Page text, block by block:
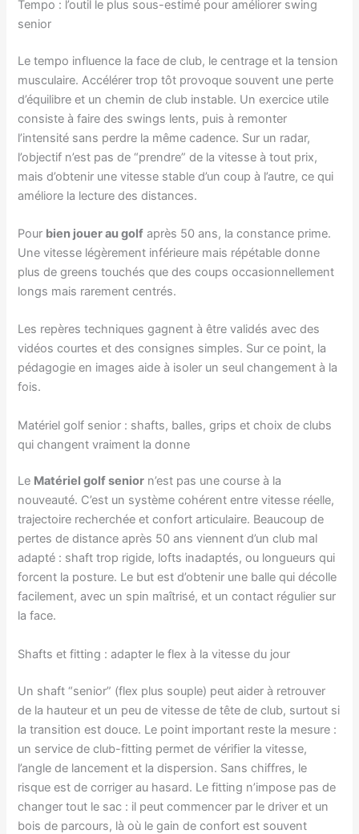
Tempo : l’outil le plus sous-estimé pour améliorer swing
senior
Le tempo influence la face de club, le centrage et la tension
musculaire. Accélérer trop tôt provoque souvent une perte
d’équilibre et un chemin de club instable. Un exercice utile
consiste à faire des swings lents, puis à remonter
l’intensité sans perdre la même cadence. Sur un radar,
l’objectif n’est pas de “prendre” de la vitesse à tout prix,
mais d’obtenir une vitesse stable d’un coup à l’autre, ce qui
améliore la lecture des distances.
Pour bien jouer au golf après 50 ans, la constance prime.
Une vitesse légèrement inférieure mais répétable donne
plus de greens touchés que des coups occasionnellement
longs mais rarement centrés.
Les repères techniques gagnent à être validés avec des
vidéos courtes et des consignes simples. Sur ce point, la
pédagogie en images aide à isoler un seul changement à la
fois.
Matériel golf senior : shafts, balles, grips et choix de clubs
qui changent vraiment la donne
Le Matériel golf senior n’est pas une course à la
nouveauté. C’est un système cohérent entre vitesse réelle,
trajectoire recherchée et confort articulaire. Beaucoup de
pertes de distance après 50 ans viennent d’un club mal
adapté : shaft trop rigide, lofts inadaptés, ou longueurs qui
forcent la posture. Le but est d’obtenir une balle qui décolle
facilement, avec un spin maîtrisé, et un contact régulier sur
la face.
Shafts et fitting : adapter le flex à la vitesse du jour
Un shaft “senior” (flex plus souple) peut aider à retrouver
de la hauteur et un peu de vitesse de tête de club, surtout si
la transition est douce. Le point important reste la mesure :
un service de club-fitting permet de vérifier la vitesse,
l’angle de lancement et la dispersion. Sans chiffres, le
risque est de corriger au hasard. Le fitting n’impose pas de
changer tout le sac : il peut commencer par le driver et un
bois de parcours, là où le gain de confort est souvent